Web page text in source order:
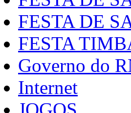
FESTA DE
FESTA
Governo do
Internet